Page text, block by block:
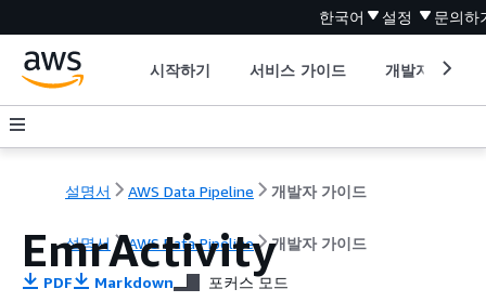
한국어 설정 문의하
시작하기 서비스 가이드 개발자 도구
설명서 AWS Data Pipeline 개발자 가이드
설명서 AWS Data Pipeline 개발자 가이드
EmrActivity
PDF Markdown 포커스 모드